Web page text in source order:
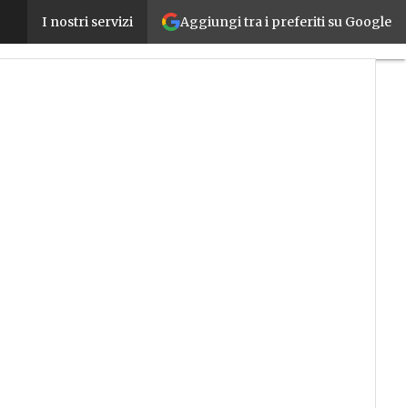
Aggiungi tra i preferiti su Google
I nostri servizi
Transizione 5.0, da ANIE Automazione un